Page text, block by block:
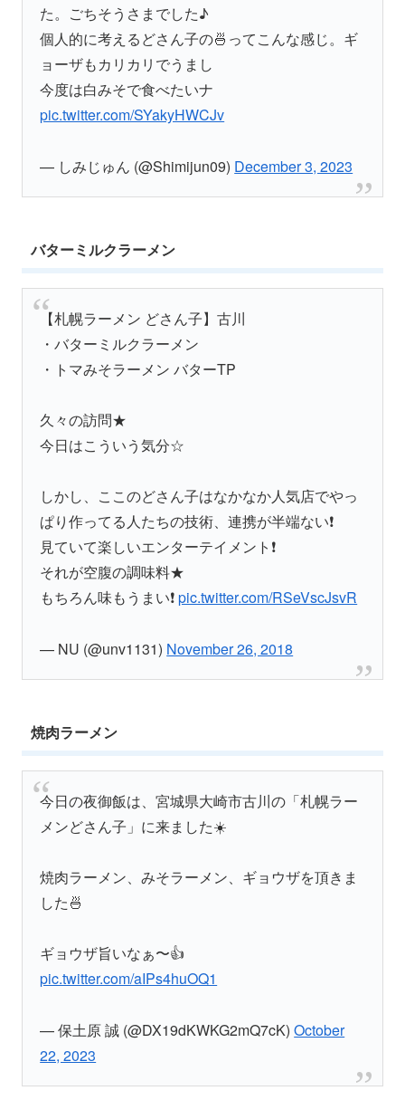
た。ごちそうさまでした♪
個人的に考えるどさん子の🍜ってこんな感じ。ギ
ョーザもカリカリでうまし
今度は白みそで食べたいナ
pic.twitter.com/SYakyHWCJv
— しみじゅん (@Shimijun09) December 3, 2023
バターミルクラーメン
【札幌ラーメン どさん子】古川
・バターミルクラーメン
・トマみそラーメン バターTP
久々の訪問★
今日はこういう気分☆
しかし、ここのどさん子はなかなか人気店でやっ
ぱり作ってる人たちの技術、連携が半端ない❗
見ていて楽しいエンターテイメント❗
それが空腹の調味料★
もちろん味もうまい❗pic.twitter.com/RSeVscJsvR
— NU (@unv1131) November 26, 2018
焼肉ラーメン
今日の夜御飯は、宮城県大崎市古川の「札幌ラー
メンどさん子」に来ました☀️
焼肉ラーメン、みそラーメン、ギョウザを頂きま
した🍜
ギョウザ旨いなぁ〜👍
pic.twitter.com/aIPs4huOQ1
— 保土原 誠 (@DX19dKWKG2mQ7cK)October
22, 2023